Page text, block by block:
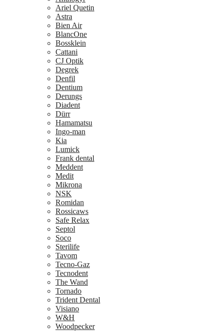
Ariel Quetin
Astra
Bien Air
BlancOne
Bossklein
Cattani
CJ Optik
Degrek
Denfil
Dentium
Derungs
Diadent
Dürr
Hamamatsu
Ingo-man
Kia
Lumick
Frank dental
Meddent
Medit
Mikrona
NSK
Romidan
Rossicaws
Safe Relax
Septol
Soco
Sterilife
Tavom
Tecno-Gaz
Tecnodent
The Wand
Tornado
Trident Dental
Visiano
W&H
Woodpecker